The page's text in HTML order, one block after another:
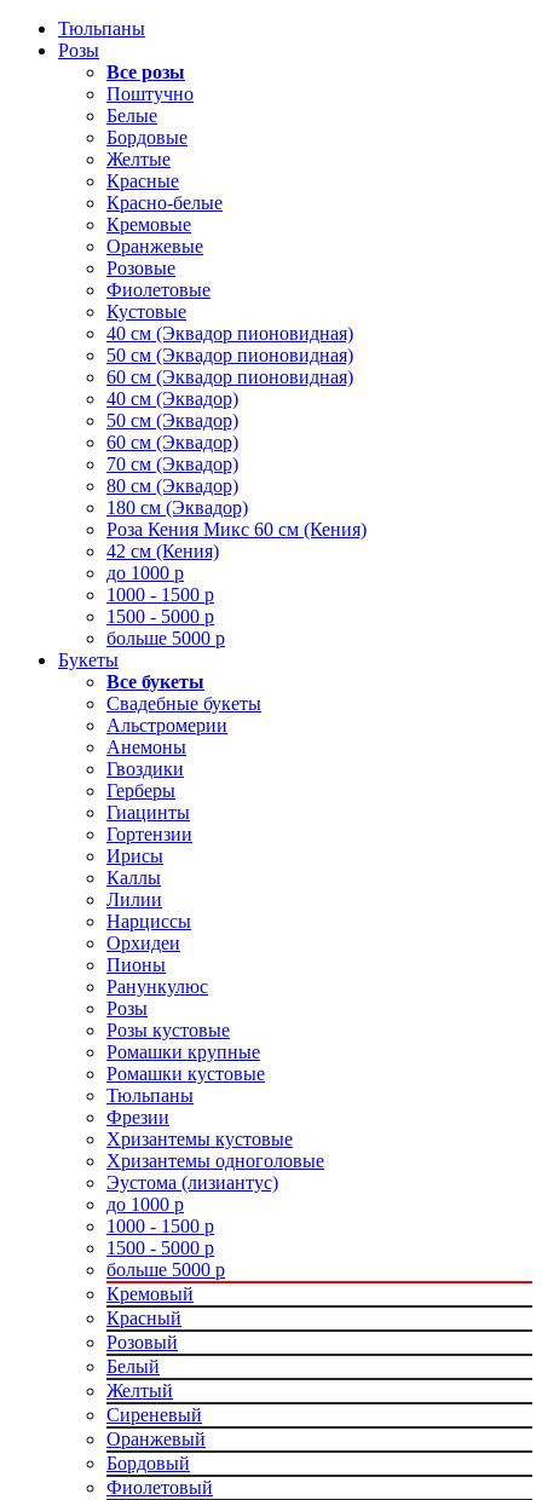
Тюльпаны
Розы
Все розы
Поштучно
Белые
Бордовые
Желтые
Красные
Красно-белые
Кремовые
Оранжевые
Розовые
Фиолетовые
Кустовые
40 см (Эквадор пионовидная)
50 см (Эквадор пионовидная)
60 см (Эквадор пионовидная)
40 см (Эквадор)
50 см (Эквадор)
60 см (Эквадор)
70 см (Эквадор)
80 см (Эквадор)
180 см (Эквадор)
Роза Кения Микс 60 см (Кения)
42 см (Кения)
до 1000 р
1000 - 1500 р
1500 - 5000 р
больше 5000 р
Букеты
Все букеты
Свадебные букеты
Альстромерии
Анемоны
Гвоздики
Герберы
Гиацинты
Гортензии
Ирисы
Каллы
Лилии
Нарциссы
Орхидеи
Пионы
Ранункулюс
Розы
Розы кустовые
Ромашки крупные
Ромашки кустовые
Тюльпаны
Фрезии
Хризантемы кустовые
Хризантемы одноголовые
Эустома (лизиантус)
до 1000 р
1000 - 1500 р
1500 - 5000 р
больше 5000 р
Кремовый
Красный
Розовый
Белый
Желтый
Сиреневый
Оранжевый
Бордовый
Фиолетовый